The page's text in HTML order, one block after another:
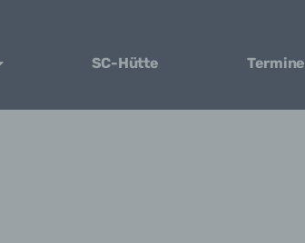
SC-Hütte Termine